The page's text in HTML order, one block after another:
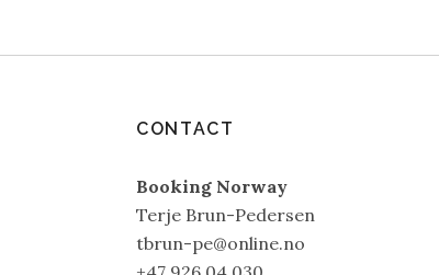
CONTACT
Booking Norway
Terje Brun-Pedersen
tbrun-pe@online.no